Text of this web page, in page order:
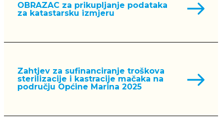
OBRAZAC za prikupljanje podataka
za katastarsku izmjeru
Zahtjev za sufinanciranje troškova
sterilizacije i kastracije mačaka na
području Općine Marina 2025